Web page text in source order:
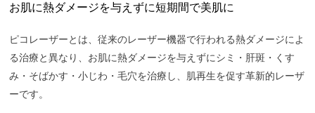
お肌に熱ダメージを与えずに短期間で美肌に
ピコレーザーとは、従来のレーザー機器で行われる熱ダメージによ
る治療と異なり、お肌に熱ダメージを与えずにシミ・肝斑・くす
み・そばかす・小じわ・毛穴を治療し、肌再生を促す革新的レーザ
ーです。